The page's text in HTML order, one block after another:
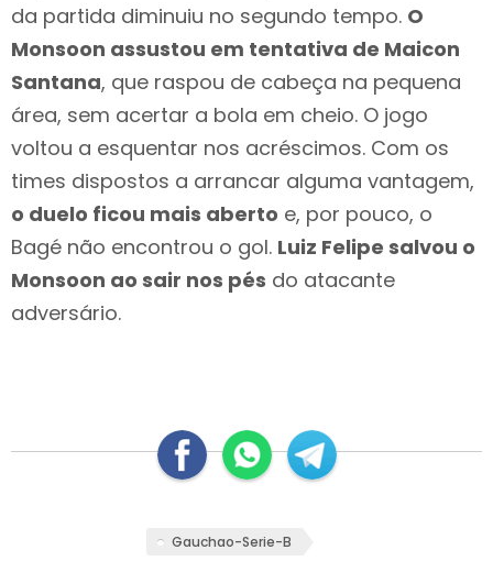
da partida diminuiu no segundo tempo. O
Monsoon assustou em tentativa de Maicon
Santana, que raspou de cabeça na pequena
área, sem acertar a bola em cheio. O jogo
voltou a esquentar nos acréscimos. Com os
times dispostos a arrancar alguma vantagem,
o duelo ficou mais aberto e, por pouco, o
Bagé não encontrou o gol. Luiz Felipe salvou o
Monsoon ao sair nos pés do atacante
adversário.
Gauchao-Serie-B